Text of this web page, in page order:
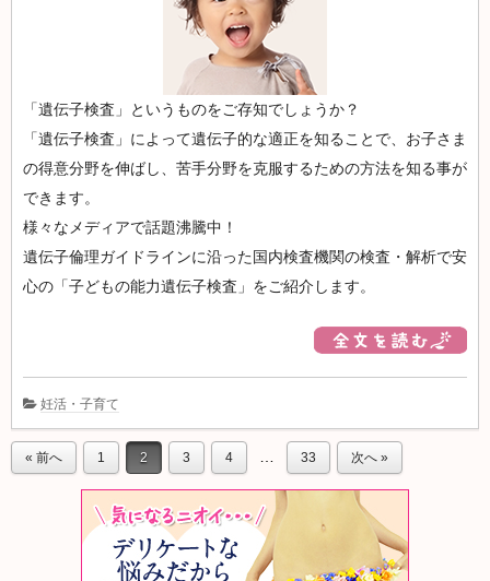
「遺伝子検査」というものをご存知でしょうか？
「遺伝子検査」によって遺伝子的な適正を知ることで、お子さま
の得意分野を伸ばし、苦手分野を克服するための方法を知る事が
できます。
様々なメディアで話題沸騰中！
遺伝子倫理ガイドラインに沿った国内検査機関の検査・解析で安
心の「子どもの能力遺伝子検査」をご紹介します。
妊活・子育て
« 前へ 1 2 3 4 … 33 次へ »